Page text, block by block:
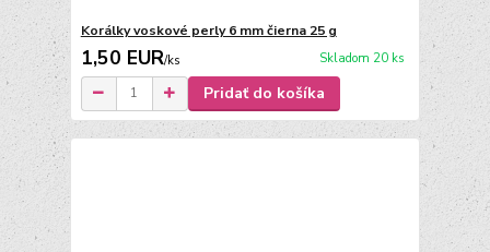
Korálky voskové perly 6 mm čierna 25 g
1,50 EUR/ks Skladom 20 ks
Pridať do košíka